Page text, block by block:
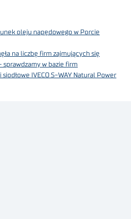
oleju napędowego w Porcie
na liczbę firm zajmujących się
sprawdzamy w bazie firm
IVECO S-WAY Natural Power